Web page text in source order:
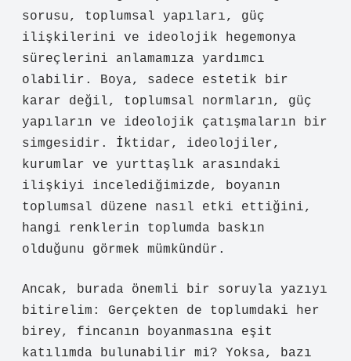
sorusu, toplumsal yapıları, güç
ilişkilerini ve ideolojik hegemonya
süreçlerini anlamamıza yardımcı
olabilir. Boya, sadece estetik bir
karar değil, toplumsal normların, güç
yapıların ve ideolojik çatışmaların bir
simgesidir. İktidar, ideolojiler,
kurumlar ve yurttaşlık arasındaki
ilişkiyi incelediğimizde, boyanın
toplumsal düzene nasıl etki ettiğini,
hangi renklerin toplumda baskın
olduğunu görmek mümkündür.
Ancak, burada önemli bir soruyla yazıyı
bitirelim: Gerçekten de toplumdaki her
birey, fincanın boyanmasına eşit
katılımda bulunabilir mi? Yoksa, bazı